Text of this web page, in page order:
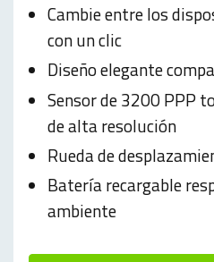
Cambie entre los
con un clic
Diseño elegante
Sensor de 3200 PPP
de alta resolución
Rueda de
Batería recargable
ambiente